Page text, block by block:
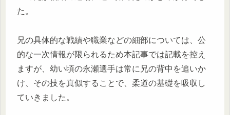
た。
兄の具体的な戦績や職業などの細部については、公
的な一次情報が限られるため本記事では記載を控え
ますが、 幼い頃の永瀬選手は常に兄の背中を追いか
け、その技を真似することで、柔道の基礎を吸収し
ていきました。